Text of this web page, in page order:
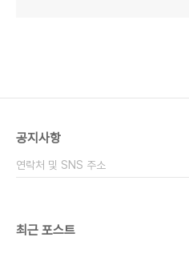
공지사항
연락처 및 SNS 주소
최근 포스트